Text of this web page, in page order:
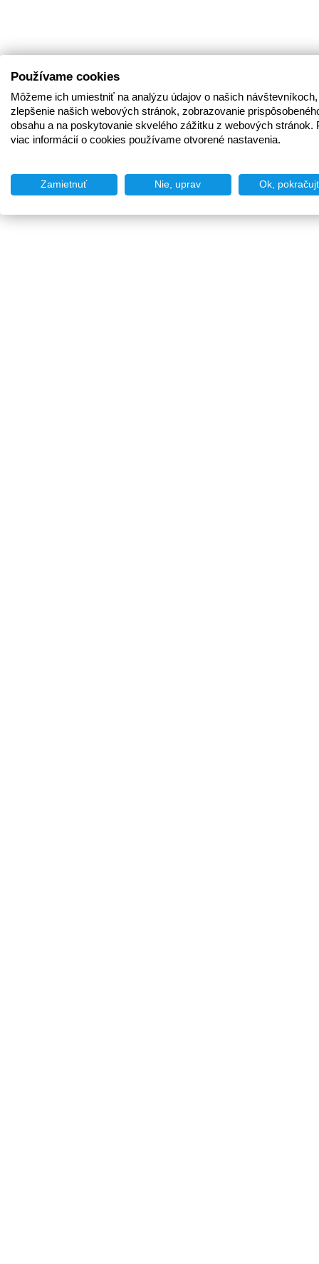
Používame cookies
Môžeme ich umiestniť na analýzu údajov o našich
zlepšenie našich webových stránok, zobrazovanie
obsahu a na poskytovanie skvelého zážitku z webových stránok.
viac informácií o cookies používame otvorené nastavenia.
Zamietnuť Nie, uprav Ok,